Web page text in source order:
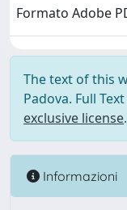
Formato Adobe
The text of this
Padova. Full
exclusive license
Informazioni